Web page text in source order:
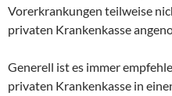
Vorerkrankungen teilweise
privaten Krankenkasse
Generell ist es immer
privaten Krankenkasse in